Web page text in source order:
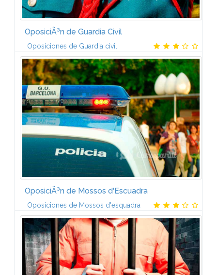
OposiciÃ³n de Guardia Civil
Oposiciones de Guardia civil
* Derechos Fundamentales * La ConstituciÃ³n
EspaÃ±ola de 1978. * Las Cortes. * El Gobierno y la
AdministraciÃ³n. * La Corona * La organizaciÃ³n
territorial del...
OposiciÃ³n de Mossos d'Escuadra
Oposiciones de Mossos d'esquadra
ÃMBITO INSTITUCIONAL UniÃ³n Europea El
ordenamiento jurÃ­dico del Estado La organizaciÃ³n
territorial del Estado Los derecho humanos y los
derechos...